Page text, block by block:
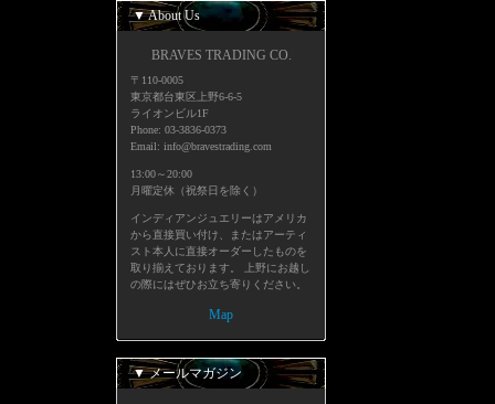
▼ About Us
BRAVES TRADING CO.
〒110-0005
東京都台東区上野6-6-5
ライオンビル1F
Phone: 03-3836-0373
Email: info@bravestrading.com
13:00～20:00
月曜定休（祝祭日を除く）
インディアンジュエリーはアメリカ
から直接買い付け、またはアーティ
スト本人に直接オーダーしたものを
取り揃えております。 上野にお越し
の際にはぜひお立ち寄りください。
Map
▼ メールマガジン